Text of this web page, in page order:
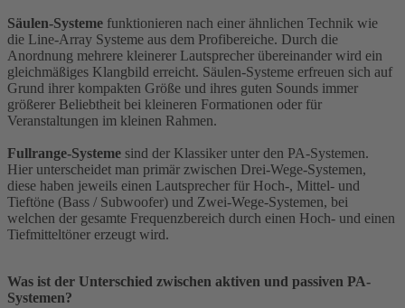
Säulen-Systeme funktionieren nach einer ähnlichen Technik wie
die Line-Array Systeme aus dem Profibereiche. Durch die
Anordnung mehrere kleinerer Lautsprecher übereinander wird ein
gleichmäßiges Klangbild erreicht. Säulen-Systeme erfreuen sich auf
Grund ihrer kompakten Größe und ihres guten Sounds immer
größerer Beliebtheit bei kleineren Formationen oder für
Veranstaltungen im kleinen Rahmen.
Fullrange-Systeme sind der Klassiker unter den PA-Systemen.
Hier unterscheidet man primär zwischen Drei-Wege-Systemen,
diese haben jeweils einen Lautsprecher für Hoch-, Mittel- und
Tieftöne (Bass / Subwoofer) und Zwei-Wege-Systemen, bei
welchen der gesamte Frequenzbereich durch einen Hoch- und einen
Tiefmitteltöner erzeugt wird.
Was ist der Unterschied zwischen aktiven und passiven PA-
Systemen?